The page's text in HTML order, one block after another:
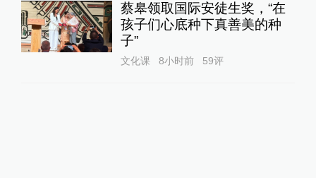
蔡皋领取国际安徒生奖，“在
孩子们心底种下真善美的种
子”
文化课 8小时前 59评